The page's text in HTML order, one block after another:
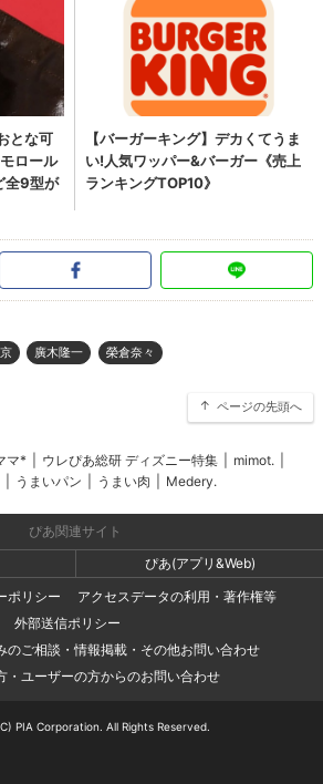
廣木隆一 榮倉奈々
ページの先頭へ
マ* ウレぴあ総研 ディズニー特集 mimot.
うまいパン うまい肉 Medery.
ぴあ関連サイト
ぴあ(アプリ&Web)
ポリシー
アクセスデータの利用・著作権等
外部送信ポリシー
のご相談・情報掲載・その他お問い合わせ
・ユーザーの方からのお問い合わせ
PIA Corporation. All Rights Reserved.